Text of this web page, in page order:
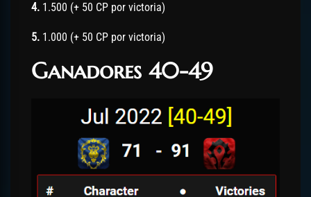
4. 1.500 (+ 50 CP por victoria)
5. 1.000 (+ 50 CP por victoria)
Ganadores 40-49